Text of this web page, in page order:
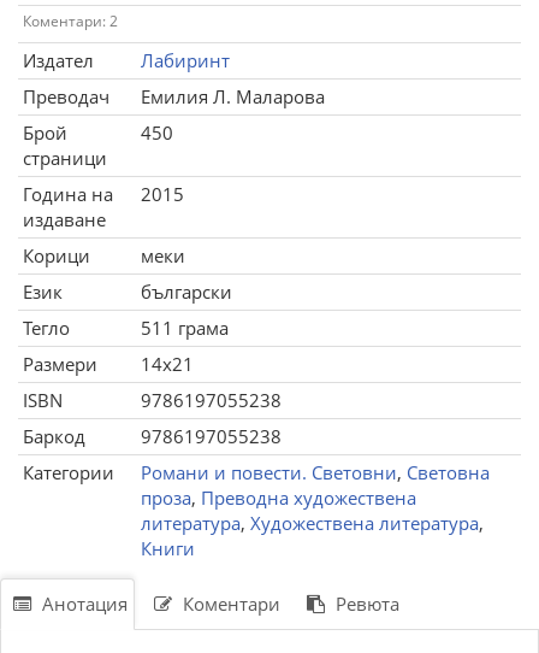
Коментари: 2
Издател
Лабиринт
Преводач
Емилия Л. Маларова
Брой
страници
450
Година на
издаване
2015
Корици
меки
Език
български
Тегло
511 грама
Размери
14x21
ISBN
9786197055238
Баркод
9786197055238
Категории
Романи и повести. Световни, Световна
проза, Преводна художествена
литература, Художествена литература,
Книги
Анотация Коментари Ревюта